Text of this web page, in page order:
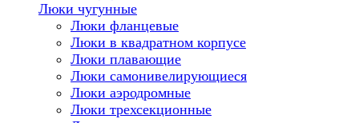
Люки чугунные
Люки фланцевые
Люки в квадратном корпусе
Люки плавающие
Люки самонивелирующиеся
Люки аэродромные
Люки трехсекционные